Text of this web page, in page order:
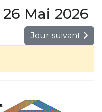
Mai 2026
Jour suivant